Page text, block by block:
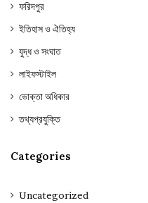
ফরিদপুর
ইতিহাস ও ঐতিহ্য
যুদ্ধ ও সংঘাত
লাইফস্টাইল
ভোক্তা অধিকার
তথ্যপ্রযুক্তি
Categories
Uncategorized